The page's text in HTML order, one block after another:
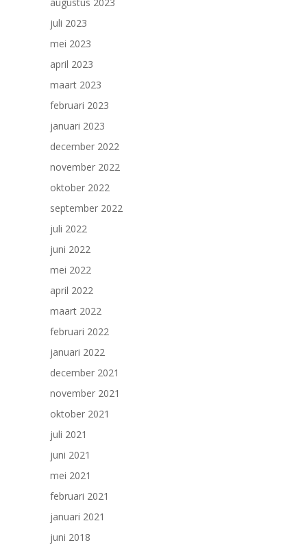
augustus 2023
juli 2023
mei 2023
april 2023
maart 2023
februari 2023
januari 2023
december 2022
november 2022
oktober 2022
september 2022
juli 2022
juni 2022
mei 2022
april 2022
maart 2022
februari 2022
januari 2022
december 2021
november 2021
oktober 2021
juli 2021
juni 2021
mei 2021
februari 2021
januari 2021
juni 2018